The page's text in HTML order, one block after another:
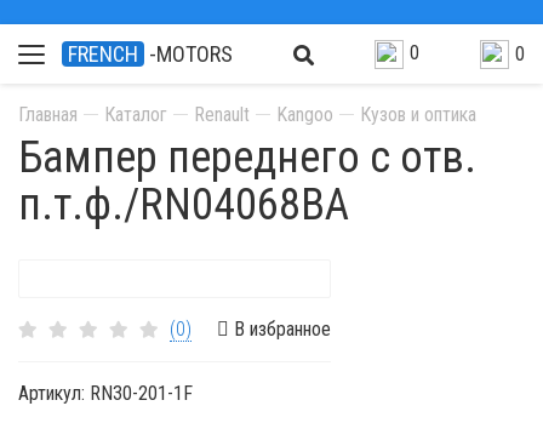
FRENCH -MOTORS 0 0
Главная Каталог Renault Kangoo Кузов и оптика
Бампер переднего с отв.
п.т.ф./RN04068BA
(0) В избранное
Артикул: RN30-201-1F